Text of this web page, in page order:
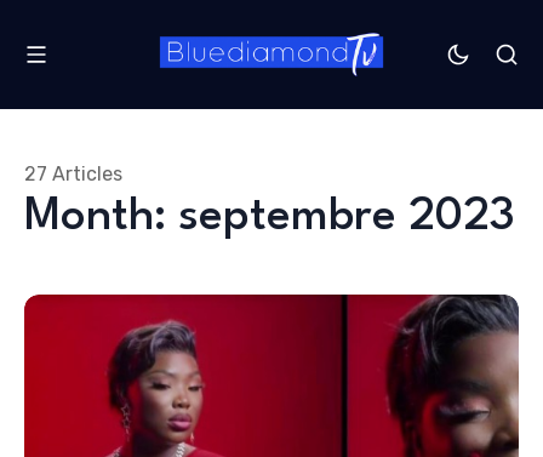
Month: septembre 2023
27 Articles